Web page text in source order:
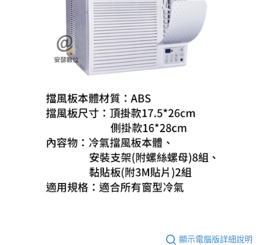
顯示電腦版詳細說明